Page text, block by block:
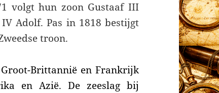
volgt hun zoon Gustaaf III
Adolf. Pas in 1818 bestijgt
troon.
Brittannië en Frankrijk
en Azië. De zeeslag bij